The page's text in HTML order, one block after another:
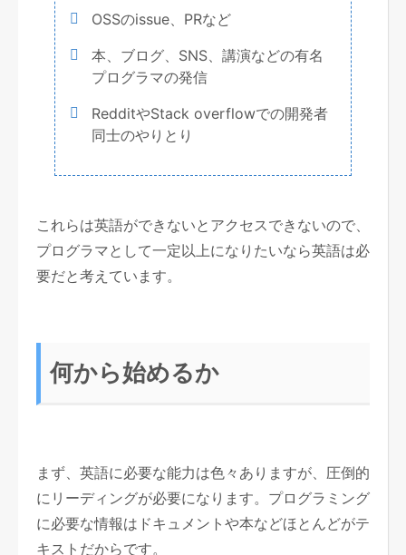
OSSのissue、PRなど
本、ブログ、SNS、講演などの有名
プログラマの発信
RedditやStack overflowでの開発者
同士のやりとり
これらは英語ができないとアクセスできないので、
プログラマとして一定以上になりたいなら英語は必
要だと考えています。
何から始めるか
まず、英語に必要な能力は色々ありますが、圧倒的
にリーディングが必要になります。プログラミング
に必要な情報はドキュメントや本などほとんどがテ
キストだからです。